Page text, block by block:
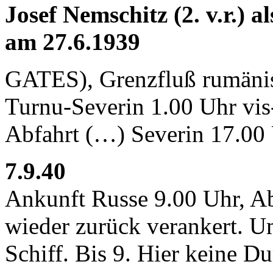
Josef Nemschitz (2. v.r.)
am 27.6.1939
GATES), Grenzfluß
Turnu-Severin 1.00 Uhr
Abfahrt (…) Severin 17.00
7.9.40
Ankunft Russe 9.00 Uhr,
wieder zurück verankert.
Schiff. Bis 9. Hier keine